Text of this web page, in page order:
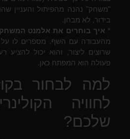
"משחק" נהנה מהפיתול והעניין
בידור, לא מבחן.
* איך בוחרים את אלמנט המשחק
מהעבודה עם השף. מספרים לו על
שרוצים ליצור, והוא יכול להציע
פעולה הוא המפתח כאן.
למה לבחור
לחוויה
שלכם?